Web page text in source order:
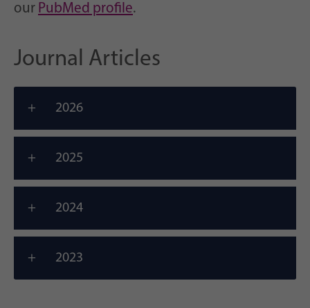
our PubMed profile.
Journal Articles
2026
2025
2024
2023